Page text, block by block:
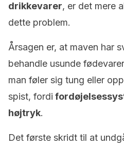
drikkevarer, er det mere
dette problem.
Årsagen er, at maven har
behandle usunde
man føler sig tung eller
spist, fordi
højtryk.
Det første skridt til at